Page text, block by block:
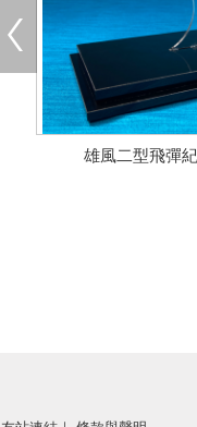
雄風二型飛彈